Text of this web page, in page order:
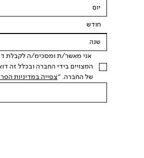
חודש
של החברה. "צפייה במדיניות